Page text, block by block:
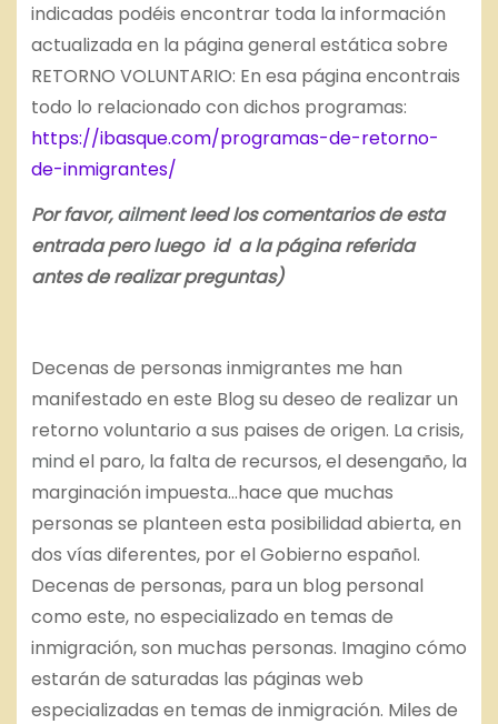
indicadas podéis encontrar toda la información
actualizada en la página general estática sobre
RETORNO VOLUNTARIO: En esa página encontrais
todo lo relacionado con dichos programas:
https://ibasque.com/programas-de-retorno-
de-inmigrantes/
Por favor,ailmentleed los comentarios de esta
entrada pero luego id a la página referida
antes de realizar preguntas)
Decenas de personas inmigrantes me han
manifestado en este Blog su deseo de realizar un
retorno voluntario a sus paises de origen. La crisis,
mind el paro, la falta de recursos, el desengaño, la
marginación impuesta…hace que muchas
personas se planteen esta posibilidad abierta, en
dos vías diferentes, por el Gobierno español.
Decenas de personas, para un blog personal
como este, no especializado en temas de
inmigración, son muchas personas. Imagino cómo
estarán de saturadas las páginas web
especializadas en temas de inmigración. Miles de